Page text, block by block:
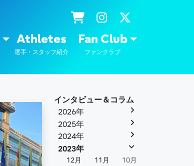
Athletes
選手・スタッフ紹介
Fan Club
ファンクラブ
インタビュー＆コラム
2026年
2025年
2024年
2023年
12月 11月
10月